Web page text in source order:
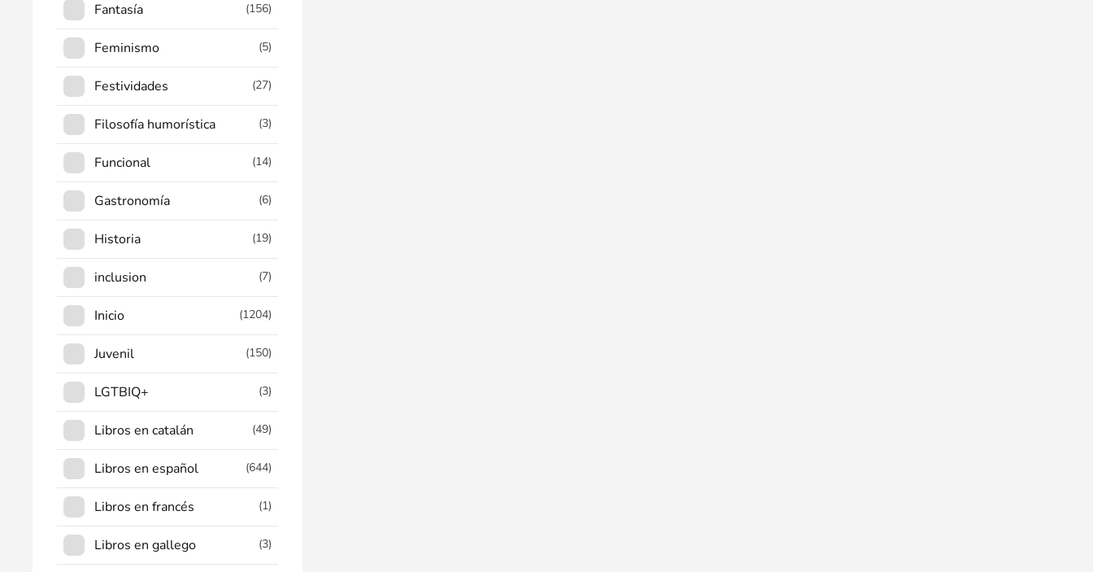
Fantasía (156)
Feminismo (5)
Festividades (27)
Filosofía humorística (3)
Funcional (14)
Gastronomía (6)
Historia (19)
inclusion (7)
Inicio (1204)
Juvenil (150)
LGTBIQ+ (3)
Libros en catalán (49)
Libros en español (644)
Libros en francés (1)
Libros en gallego (3)